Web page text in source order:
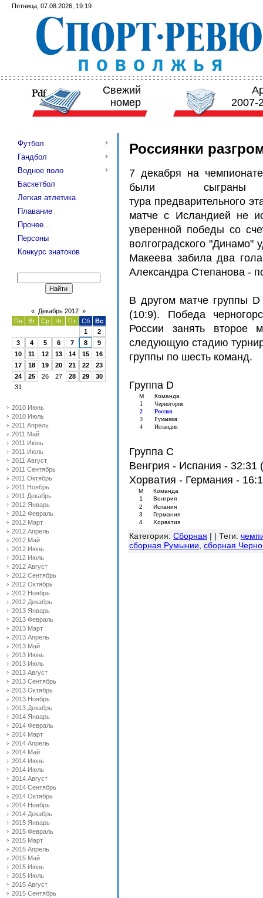
Пятница, 07.08.2026, 19:19
Свежий
номер
2007-
Футбол
Гандбол
Водное поло
Баскетбол
Легкая атлетика
Плавание
Прочее...
Персоны
Конкурс знатоков
« Декабрь 2012 »
Пн
Вт Ср Чт Пт Сб
Вс
1
2
3
4 5 6 7 8
9
10
11 12 13 14 15
16
17
18 19 20 21 22
23
24
25 26 27 28 29
30
31
2010 Июнь
2010 Июль
2011 Апрель
2011 Май
2011 Июнь
2011 Июль
2011 Август
2011 Сентябрь
2011 Октябрь
2011 Ноябрь
2011 Декабрь
2012 Январь
2012 Февраль
2012 Март
2012 Апрель
2012 Май
2012 Июнь
2012 Июль
2012 Август
2012 Сентябрь
2012 Октябрь
2012 Ноябрь
2012 Декабрь
2013 Январь
2013 Февраль
2013 Март
2013 Апрель
2013 Май
2013 Июнь
2013 Июль
2013 Август
2013 Сентябрь
2013 Октябрь
2013 Ноябрь
2013 Декабрь
2014 Январь
2014 Февраль
2014 Март
2014 Апрель
2014 Май
2014 Июнь
2014 Июль
2014 Август
2014 Сентябрь
2014 Октябрь
2014 Ноябрь
2014 Декабрь
2015 Январь
2015 Февраль
2015 Март
2015 Апрель
2015 Май
2015 Июнь
2015 Июль
2015 Август
2015 Сентябрь
Россиянки
7 декабря на
были сыграны
тура предварительного
матче с Исландией не
уверенной победы со
волгоградского "Динамо"
Макеева забила два
Александра Степанова -
В другом матче группы
(10:9). Победа
России занять
следующую стадию
группы по шесть команд.
Группа D
М
Команда
1
Черногория
2
Россия
3
Румыния
4
Исландия
Группа C
Венгрия - Испания - 32:31
Хорватия - Германия -
М Команда
1
Венгрия
2
Испания
3
Германия
4
Хорватия
Категория: Сборная | | Теги:
сборная Румынии сборная